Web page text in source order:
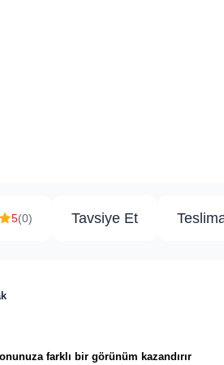
5(0) Tavsiye Et
farklı bir görünüm kazandırır